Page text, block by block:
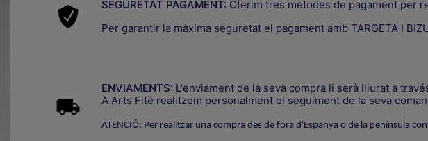
SEGURETAT PAGAMENT: Oferim tres mètodes de pagament per
Per garantir la màxima seguretat el pagament amb TARGETA I
ENVIAMENTS: L'enviament de la seva compra li serà lliurat a
A Arts Fité realitzem personalment el seguiment de la seva
ATENCIÓ: Per realitzar una compra des de fora d'Espanya o de la península